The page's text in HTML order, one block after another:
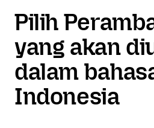
Pilih
yang akan
dalam
Indonesia